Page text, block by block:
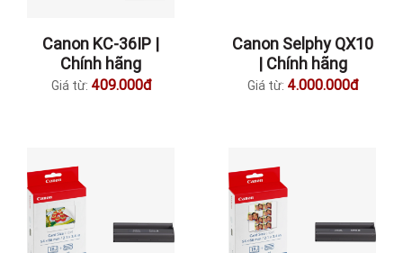
Canon KC-36IP |
Chính hãng
Giá từ: 409.000đ
Canon Selphy QX10
| Chính hãng
Giá từ: 4.000.000đ